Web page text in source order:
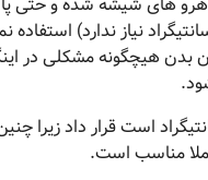
گیاهان گلخانه های سرد (که شب ها به حرارتی بیش از 10-8 درجه سانتیگراد نیاز ندارد)
بدن هیچگونه مشکلی در
را باید در اتاق هایی که حرارت متوسط آنها بین 15-13 درجه سانتیگراد است قرار داد زیرا
مناسب است.